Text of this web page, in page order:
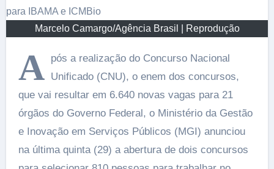
Marcelo Camargo/Agência Brasil | Reprodução
A pós a realização do Concurso Nacional
Unificado (CNU), o enem dos concursos,
que vai resultar em 6.640 novas vagas para 21
órgãos do Governo Federal, o Ministério da Gestão
e Inovação em Serviços Públicos (MGI) anunciou
na última quinta (29) a abertura de dois concursos